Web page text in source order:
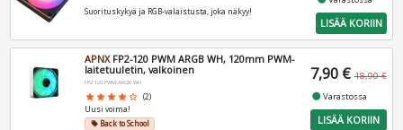
Suorituskykyä ja RGB-valaistusta, joka näkyy!
LISÄÄ KORIIN
APNXFP2-120 PWM ARGB WH, 120mm PWM-
laitetuuletin, valkoinen
FP2-120-PWM-ARGB-WH
star star star star star_border (2)
Uusi voima!
local_offerBack to School
7,90 € 18,90 €
fiber_manual_recordVarastossa
LISÄÄ KORIIN